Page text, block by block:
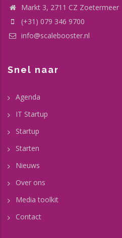
Markt 3, 2711 CZ Zoetermeer
(+31) 079 346 9700
info@scalebooster.nl
Snel naar
Agenda
IT Startup
Startup
Starten
Nieuws
Over ons
Media toolkit
Contact